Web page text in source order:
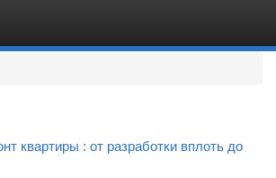
квартиры : от разработки вплоть до